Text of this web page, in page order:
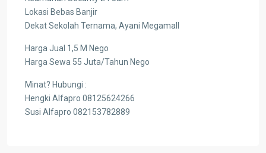
Lokasi Bebas Banjir
Dekat Sekolah Ternama, Ayani Megamall
Harga Jual 1,5 M Nego
Harga Sewa 55 Juta/Tahun Nego
Minat? Hubungi :
Hengki Alfapro 08125624266
Susi Alfapro 082153782889